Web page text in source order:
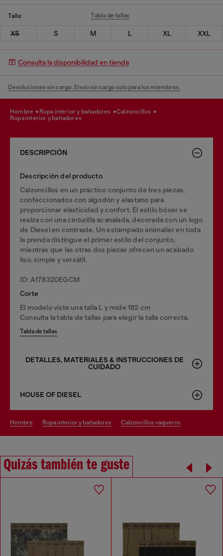
Talla: Tabla de tallas
XS S M L XL XXL
Consulta la disponibilidad en tienda
Devoluciones sin cargo. Envío sin cargo solo para los miembros.
hombre ropa interior y bañadores
calzoncillos
ropa interior y bañadores
DESCRIPCIÓN
Descripción del producto
Calzoncillos en un práctico conjunto de tres piezas,
confeccionados con algodón y elastano para
proporcionar elasticidad y confort. El estilo bóxer se
realza con una cinturilla acanalada, decorada con un logo
de Diesel en contraste. Un estampado animalier en toda
la prenda distingue el primer estilo del conjunto,
mientras que las otras dos piezas ofrecen un acabado
liso, simple y versátil.
ID: A178320EGCM
Corte
El modelo viste una talla L y mide 182 cm
Consulta la tabla de tallas para elegir la talla correcta.
Tabla de tallas
DETALLES, MATERIALES & INSTRUCCIONES DE
CUIDADO
HOUSE OF DIESEL
hombre ropa interior y bañadores calzoncillos vaqueros
Quizás también te guste